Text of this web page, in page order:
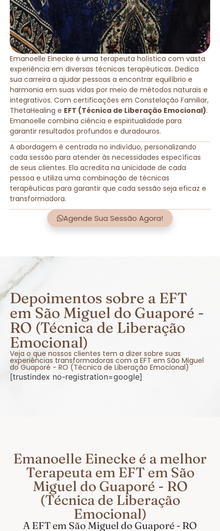
Emanoelle Einecke é uma terapeuta holística com vasta
experiência em diversas técnicas terapêuticas. Dedica
sua carreira a ajudar pessoas a encontrar equilíbrio e
harmonia em suas vidas por meio de métodos naturais e
integrativos. Com certificações em Constelação Familiar,
ThetaHealing e EFT (Técnica de Liberação Emocional).
Emanoelle combina ciência e espiritualidade para
garantir resultados profundos e duradouros.
A abordagem é centrada no indivíduo, personalizando
cada sessão para atender às necessidades específicas
de seus clientes. Ela acredita na unicidade de cada
pessoa e utiliza uma combinação de técnicas
terapêuticas para garantir que cada sessão seja eficaz e
transformadora.
Agende Sua Sessão Agora!
Depoimentos sobre a EFT
em São Miguel do Guaporé -
RO (Técnica de Liberação
Emocional)
Veja o que nossos clientes tem a dizer sobre suas
experiências transformadoras com a EFT em São Miguel
do Guaporé - RO (Técnica de Liberação Emocional)
[trustindex no-registration=google]
Emanoelle Einecke é a melhor
Terapeuta em EFT em São
Miguel do Guaporé - RO
(Técnica de Liberação
Emocional)
A EFT em São Miguel do Guaporé - RO